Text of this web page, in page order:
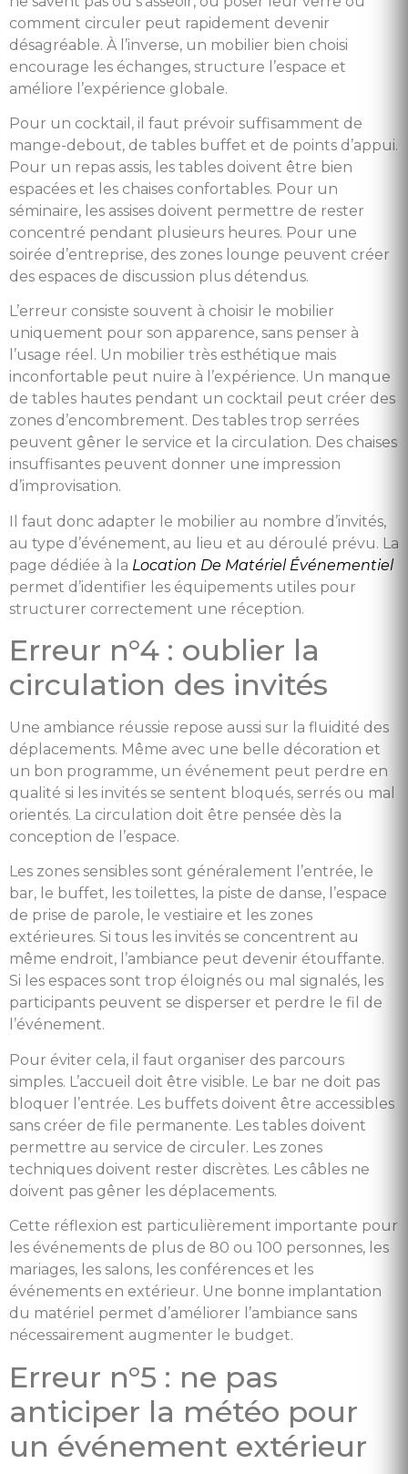
comment circuler peut rapidement devenir
désagréable. À l’inverse, un mobilier bien choisi
encourage les échanges, structure l’espace et
améliore l’expérience globale.
Pour un cocktail, il faut prévoir suffisamment de
mange-debout, de tables buffet et de points d’appui.
Pour un repas assis, les tables doivent être bien
espacées et les chaises confortables. Pour un
séminaire, les assises doivent permettre de rester
concentré pendant plusieurs heures. Pour une
soirée d’entreprise, des zones lounge peuvent créer
des espaces de discussion plus détendus.
L’erreur consiste souvent à choisir le mobilier
uniquement pour son apparence, sans penser à
l’usage réel. Un mobilier très esthétique mais
inconfortable peut nuire à l’expérience. Un manque
de tables hautes pendant un cocktail peut créer des
zones d’encombrement. Des tables trop serrées
peuvent gêner le service et la circulation. Des chaises
insuffisantes peuvent donner une impression
d’improvisation.
Il faut donc adapter le mobilier au nombre d’invités,
au type d’événement, au lieu et au déroulé prévu. La
page dédiée à la Location De Matériel Événementiel
permet d’identifier les équipements utiles pour
structurer correctement une réception.
Erreur n°4 : oublier la
circulation des invités
Une ambiance réussie repose aussi sur la fluidité des
déplacements. Même avec une belle décoration et
un bon programme, un événement peut perdre en
qualité si les invités se sentent bloqués, serrés ou mal
orientés. La circulation doit être pensée dès la
conception de l’espace.
Les zones sensibles sont généralement l’entrée, le
bar, le buffet, les toilettes, la piste de danse, l’espace
de prise de parole, le vestiaire et les zones
extérieures. Si tous les invités se concentrent au
même endroit, l’ambiance peut devenir étouffante.
Si les espaces sont trop éloignés ou mal signalés, les
participants peuvent se disperser et perdre le fil de
l’événement.
Pour éviter cela, il faut organiser des parcours
simples. L’accueil doit être visible. Le bar ne doit pas
bloquer l’entrée. Les buffets doivent être accessibles
sans créer de file permanente. Les tables doivent
permettre au service de circuler. Les zones
techniques doivent rester discrètes. Les câbles ne
doivent pas gêner les déplacements.
Cette réflexion est particulièrement importante pour
les événements de plus de 80 ou 100 personnes, les
mariages, les salons, les conférences et les
événements en extérieur. Une bonne implantation
du matériel permet d’améliorer l’ambiance sans
nécessairement augmenter le budget.
Erreur n°5 : ne pas
anticiper la météo pour
un événement extérieur